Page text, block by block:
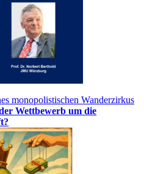
monopolistischen Wanderzirkus
Wettbewerb um die